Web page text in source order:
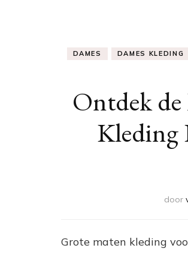
DAMES DAMES KLEDING
Ontdek
Kleding
door
Grote maten kleding